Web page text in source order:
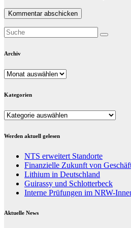
Archiv
Archiv
Kategorien
Kategorien
Werden aktuell gelesen
NTS erweitert Standorte
Finanzielle Zukunft von
Lithium in Deutschland
Guirassy und Schlotterbeck
Interne Prüfungen im NRW-
Aktuelle News